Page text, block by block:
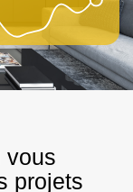
vous
projets